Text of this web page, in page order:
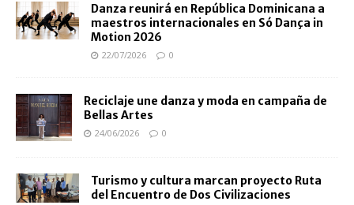
Danza reunirá en República Dominicana a
maestros internacionales en Só Dança in
Motion 2026
22/07/2026 0
Reciclaje une danza y moda en campaña de
Bellas Artes
24/06/2026 0
Turismo y cultura marcan proyecto Ruta
del Encuentro de Dos Civilizaciones